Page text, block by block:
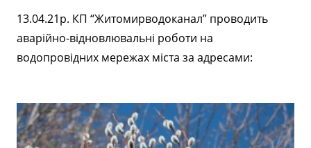
13.04.21р. КП “Житомирводоканал” проводить
аварійно-відновлювальні роботи на
водопровідних мережах міста за адресами: